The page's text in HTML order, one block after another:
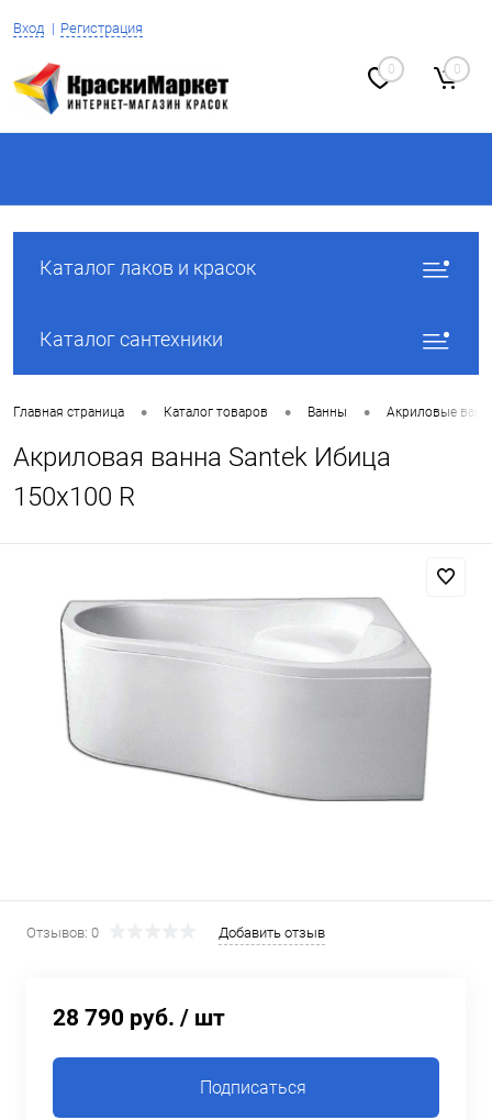
Вход Регистрация
0 0
Каталог лаков и красок
Каталог сантехники
Главная страница • Каталог товаров • Ванны • Акриловые
Акриловая ванна Santek Ибица
150x100 R
Отзывов: 0 Добавить отзыв
28 790 руб. / шт
Подписаться